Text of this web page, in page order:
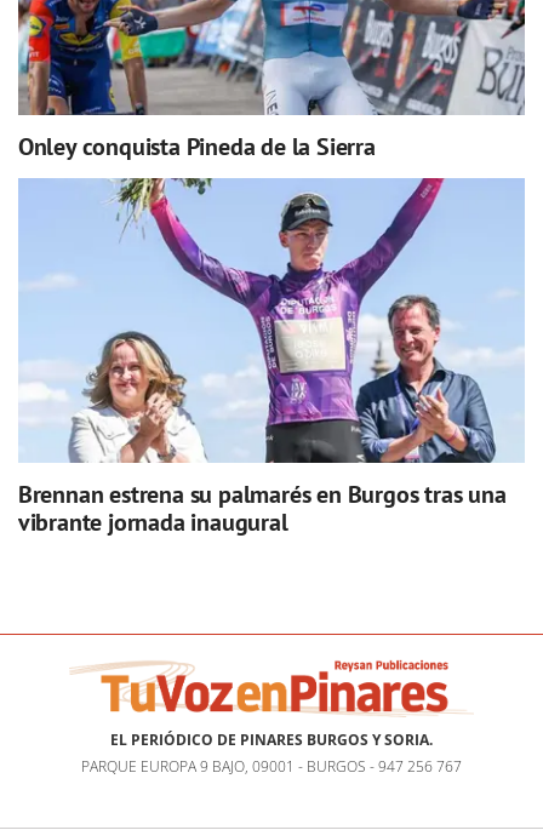
Onley conquista Pineda de la Sierra
Brennan estrena su palmarés en Burgos tras una
vibrante jornada inaugural
EL PERIÓDICO DE PINARES BURGOS Y SORIA.
PARQUE EUROPA 9 BAJO, 09001 - BURGOS - 947 256 767